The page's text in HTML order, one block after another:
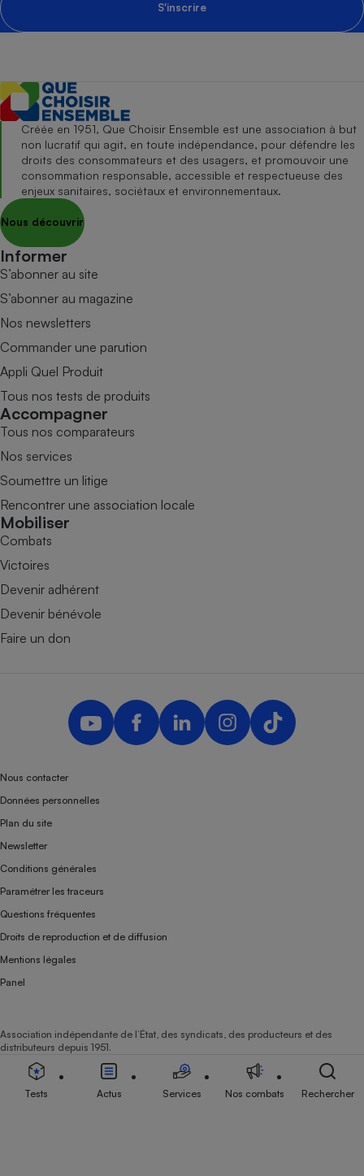
S'inscrire
Créée en 1951, Que Choisir Ensemble est une association à but
non lucratif qui agit, en toute indépendance, pour défendre les
droits des consommateurs et des usagers, et promouvoir une
consommation responsable, accessible et respectueuse des
enjeux sanitaires, sociétaux et environnementaux.
Nous découvrir
Informer
S’abonner au site
S’abonner au magazine
Nos newsletters
Commander une parution
Appli Quel Produit
Tous nos tests de produits
Accompagner
Tous nos comparateurs
Nos services
Soumettre un litige
Rencontrer une association locale
Mobiliser
Combats
Victoires
Devenir adhérent
Devenir bénévole
Faire un don
Nous contacter
Données personnelles
Plan du site
Newsletter
Conditions générales
Paramétrer les traceurs
Questions fréquentes
Droits de reproduction et de diffusion
Mentions légales
Panel
Association indépendante de l’État, des syndicats, des producteurs et des
distributeurs depuis 1951.
Tests Actus Services Nos combats Rechercher